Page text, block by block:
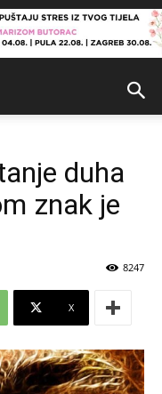
duha
znak je
8247
X